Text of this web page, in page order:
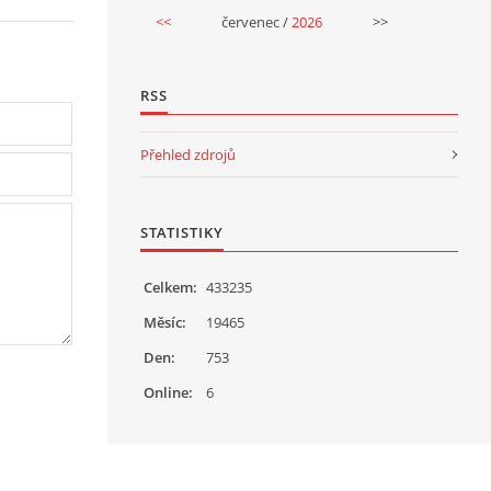
<< červenec / 2026 >>
RSS
Přehled zdrojů
STATISTIKY
Online: 6
Celkem: 433235
Měsíc:
19465
Den:
753